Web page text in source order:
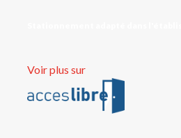
Voir plus sur